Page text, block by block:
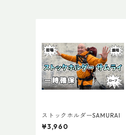
ストックホルダーSAMURAI
¥3,960